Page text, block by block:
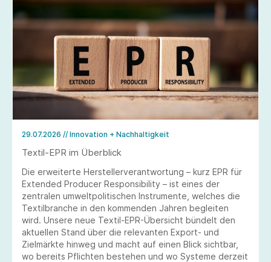
29.07.2026 // Innovation + Nachhaltigkeit
Textil-EPR im Überblick
Die erweiterte Herstellerverantwortung – kurz EPR für
Extended Producer Responsibility – ist eines der
zentralen umweltpolitischen Instrumente, welches die
Textilbranche in den kommenden Jahren begleiten
wird. Unsere neue Textil-EPR-Übersicht bündelt den
aktuellen Stand über die relevanten Export- und
Zielmärkte hinweg und macht auf einen Blick sichtbar,
wo bereits Pflichten bestehen und wo Systeme derzeit